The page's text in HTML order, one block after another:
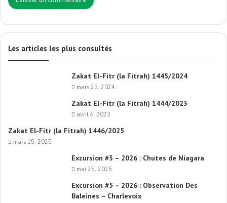
Les articles les plus consultés
Zakat El-Fitr (la Fitrah) 1445/2024
mars 23, 2024
Zakat El-Fitr (la Fitrah) 1444/2023
avril 4, 2023
Zakat El-Fitr (la Fitrah) 1446/2025
mars 15, 2025
Excursion #3 – 2026 : Chutes de Niagara
mai 25, 2025
Excursion #5 – 2026 : Observation Des
Baleines – Charlevoix